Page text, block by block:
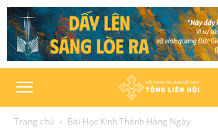
Trang chủ Bài Học Kinh Thánh Hàng Ngày